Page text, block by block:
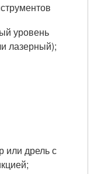
уровень
лазерный);
или дрель с